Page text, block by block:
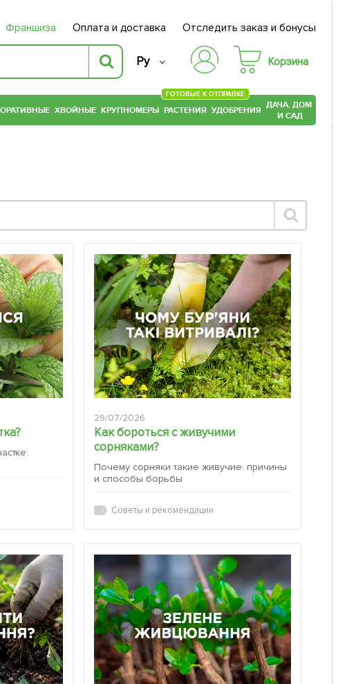
Франшиза Оплата и доставка Отследить заказ и бонусы
Ру Корзина
ХВОЙНЫЕ КРУПНОМЕРЫ РАСТЕНИЯ
ГОТОВЫЕ К ОТПРАВКЕ
УДОБРЕНИЯ ДАЧА, ДОМ
И САД
29/07/2026
Как бороться с живучими
сорняками?
Почему сорняки такие живучие: причины
и способы борьбы
Советы и рекомендации